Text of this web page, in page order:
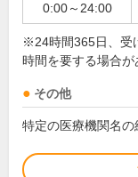
0:00～24:00
※24時間365日、受
時間を要する場合が
その他
特定の医療機関名の